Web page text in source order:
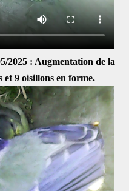
2025 : Augmentation de la
et 9 oisillons en forme.